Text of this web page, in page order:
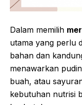
Dalam memilih
utama yang perlu
bahan dan
menawarkan
buah, atau
kebutuhan nutrisi